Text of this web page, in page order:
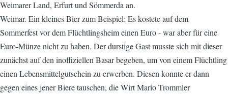
Weimarer Land, Erfurt und Sömmerda an.
Weimar. Ein kleines Bier zum Beispiel: Es kostete auf dem
Sommerfest vor dem Flüchtlingsheim einen Euro - war aber für eine
Euro-Münze nicht zu haben. Der durstige Gast musste sich mit dieser
zunächst auf den inoffiziellen Basar begeben, um von einem Flüchtling
einen Lebensmittelgutschein zu erwerben. Diesen konnte er dann
gegen eines jener Biere tauschen, die Wirt Mario Trommler